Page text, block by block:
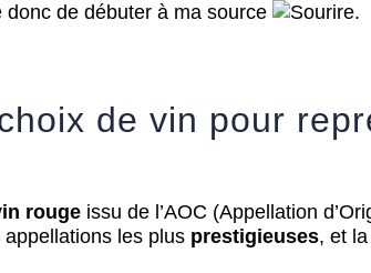
donc de débuter à ma source .
de vin pour
rouge issu de l’AOC (Appellation
appellations les plus prestigieuses, et